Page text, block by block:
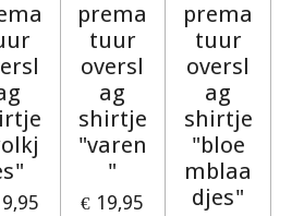
prema
tuur
oversl
ag
shirtje
"varen
"
€ 19,95
prema
tuur
oversl
ag
shirtje
"bloe
mblaa
djes"